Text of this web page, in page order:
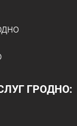
ГРОДНО: